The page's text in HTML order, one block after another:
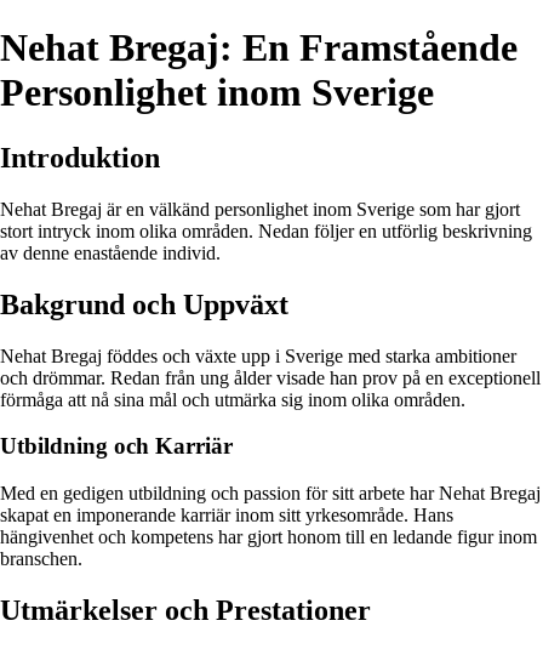
Nehat Bregaj: En Framstående
Personlighet inom Sverige
Introduktion
Nehat Bregaj är en välkänd personlighet inom Sverige som har gjort
stort intryck inom olika områden. Nedan följer en utförlig beskrivning
av denne enastående individ.
Bakgrund och Uppväxt
Nehat Bregaj föddes och växte upp i Sverige med starka ambitioner
och drömmar. Redan från ung ålder visade han prov på en exceptionell
förmåga att nå sina mål och utmärka sig inom olika områden.
Utbildning och Karriär
Med en gedigen utbildning och passion för sitt arbete har Nehat Bregaj
skapat en imponerande karriär inom sitt yrkesområde. Hans
hängivenhet och kompetens har gjort honom till en ledande figur inom
branschen.
Utmärkelser och Prestationer